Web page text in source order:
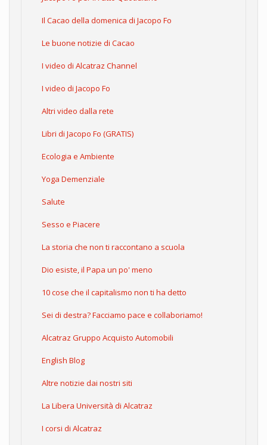
Il Cacao della domenica di Jacopo Fo
Le buone notizie di Cacao
I video di Alcatraz Channel
I video di Jacopo Fo
Altri video dalla rete
Libri di Jacopo Fo (GRATIS)
Ecologia e Ambiente
Yoga Demenziale
Salute
Sesso e Piacere
La storia che non ti raccontano a scuola
Dio esiste, il Papa un po' meno
10 cose che il capitalismo non ti ha detto
Sei di destra? Facciamo pace e collaboriamo!
Alcatraz Gruppo Acquisto Automobili
English Blog
Altre notizie dai nostri siti
La Libera Università di Alcatraz
I corsi di Alcatraz